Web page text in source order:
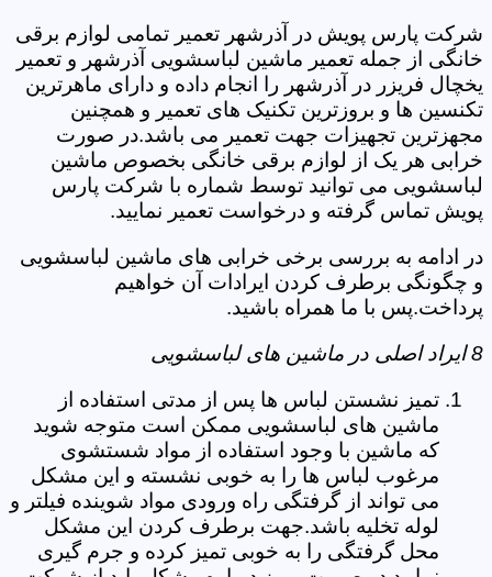
شرکت پارس پویش در آذرشهر تعمیر تمامی لوازم برقی
خانگی از جمله تعمیر ماشین لباسشویی آذرشهر و تعمیر
یخچال فریزر در آذرشهر را انجام داده و دارای ماهرترین
تکنسین ها و بروزترین تکنیک های تعمیر و همچنین
مجهزترین تجهیزات جهت تعمیر می باشد.در صورت
خرابی هر یک از لوازم برقی خانگی بخصوص ماشین
لباسشویی می توانید توسط شماره با شرکت پارس
پویش تماس گرفته و درخواست تعمیر نمایید.
در ادامه به بررسی برخی خرابی های ماشین لباسشویی
و چگونگی برطرف کردن ایرادات آن خواهیم
پرداخت.پس با ما همراه باشید.
8 ایراد اصلی در ماشین های لباسشویی
تمیز نشستن لباس ها پس از مدتی استفاده از
ماشین های لباسشویی ممکن است متوجه شوید
که ماشین با وجود استفاده از مواد شستشوی
مرغوب لباس ها را به خوبی نشسته و این مشکل
می تواند از گرفتگی راه ورودی مواد شوینده فیلتر و
لوله تخلیه باشد.جهت برطرف کردن این مشکل
محل گرفتگی را به خوبی تمیز کرده و جرم گیری